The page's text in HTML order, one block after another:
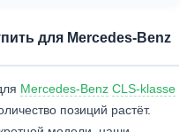
для Mercedes-Benz
Mercedes-Benz CLS-klasse
позиций растёт.